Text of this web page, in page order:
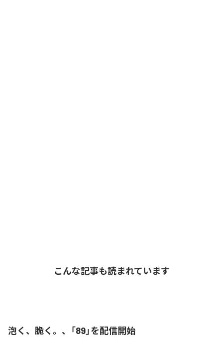
こんな記事も読まれています
泡く、脆く。、「89」を配信開始